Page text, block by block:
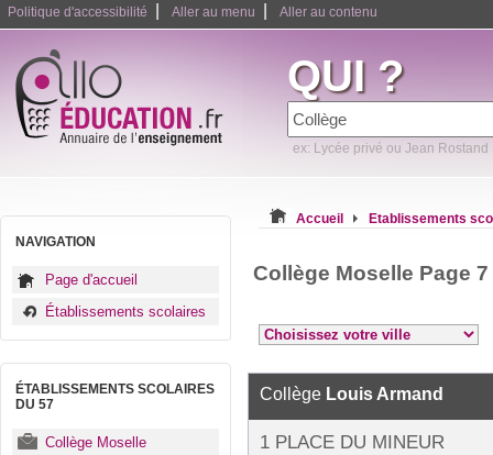
Politique d'accessibilité Aller au menu Aller au contenu
QUI ?
ex: Lycée privé ou Jean Rostand
NAVIGATION
Page d'accueil
Établissements scolaires
ÉTABLISSEMENTS SCOLAIRES
DU 57
Collège Moselle
Accueil Etablissements
Collège Moselle Page 7
Collège Louis Armand
1 PLACE DU MINEUR